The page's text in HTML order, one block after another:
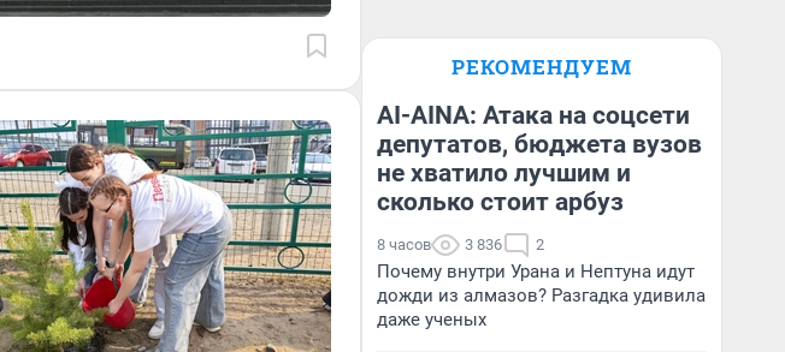
РЕКОМЕНДУЕМ
AI-AINA: Атака на соцсети
депутатов, бюджета вузов
не хватило лучшим и
сколько стоит арбуз
8 часов 3 836 2
Почему внутри Урана и Нептуна идут
дожди из алмазов? Разгадка удивила
даже ученых